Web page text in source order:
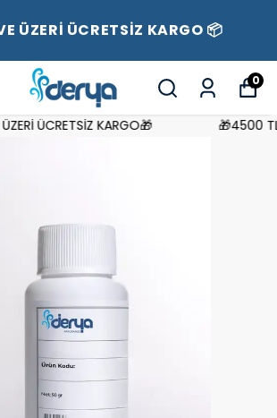
ÜZERİ ÜCRETSİZ KARGO 📦
0
ÜCRETSİZ KARGO🎁 🎁4500 TL